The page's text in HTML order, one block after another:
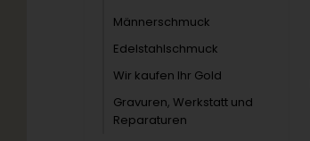
Männerschmuck
Edelstahlschmuck
Wir kaufen Ihr Gold
Gravuren, Werkstatt und
Reparaturen